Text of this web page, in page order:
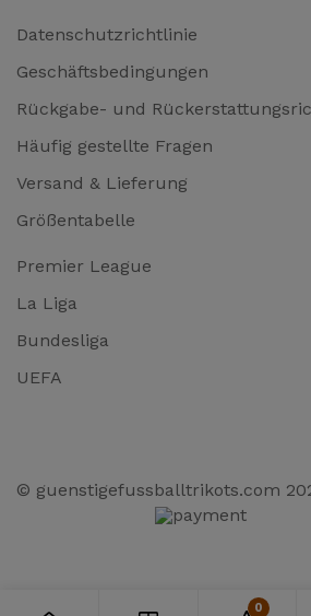
Datenschutzrichtlinie
Geschäftsbedingungen
Rückgabe- und
Häufig gestellte Fragen
Versand & Lieferung
Größentabelle
Premier League
La Liga
Bundesliga
UEFA
© guenstigefussballtrikots.com
0